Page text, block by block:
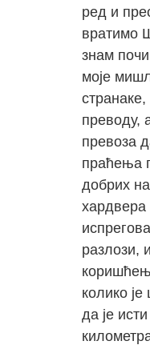
ред и
вратимо
знам
моје
преводу,
превоза
праћења
добрих
хардвера
разлози,
колико
да је